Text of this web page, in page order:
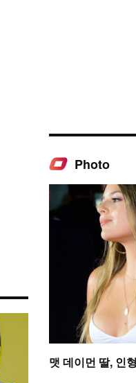
Photo
맷 데이먼 딸, 인